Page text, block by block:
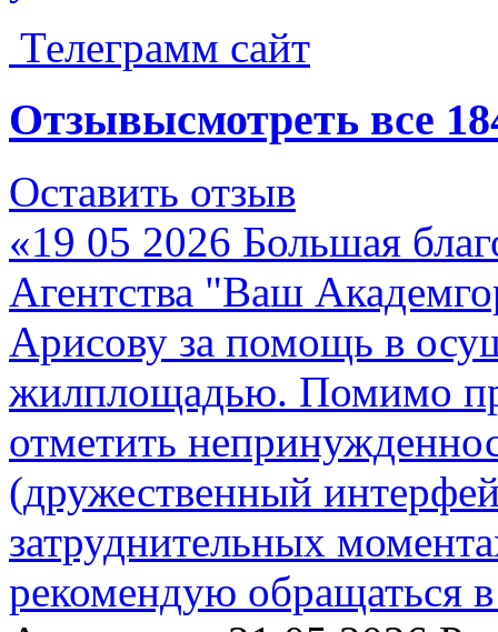
Телеграмм сайт
Отзывысмотреть все
Оставить отзыв
«19 05 2026 Большая
Агентства "Ваш
Арисову за помощь в
жилплощадью. Помимо
отметить
(дружественный
затруднительных
рекомендую обращаться